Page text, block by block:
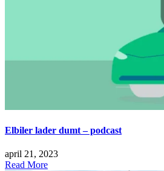
Elbiler lader dumt – podcast
april 21, 2023
Read More